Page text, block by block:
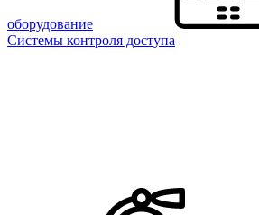
оборудование
Системы контроля доступа